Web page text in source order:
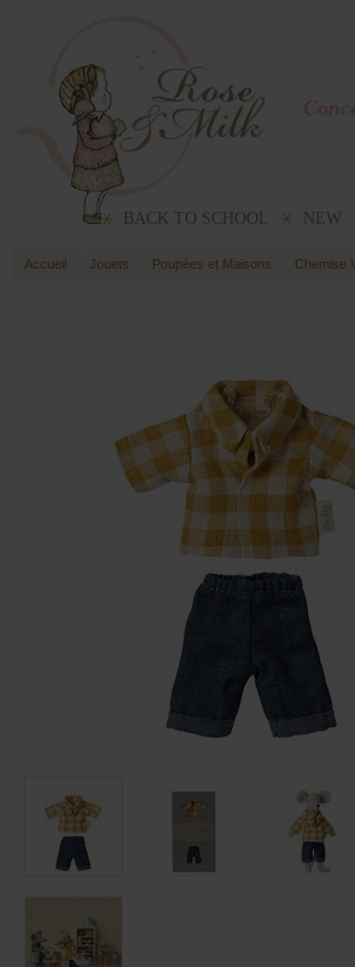
BACK TO SCHOOL NEW
Accueil Jouets Poupées et Maisons Chemise